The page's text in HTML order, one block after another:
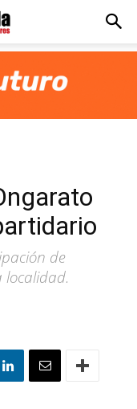
de
localidad.